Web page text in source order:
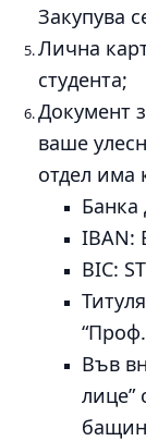
Закупува
Лична
студента;
Документ
ваше
отдел има
Банка
IBAN:
BIC:
Във
лице”